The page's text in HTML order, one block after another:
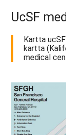
UcSF
Kartta
kartta
medical